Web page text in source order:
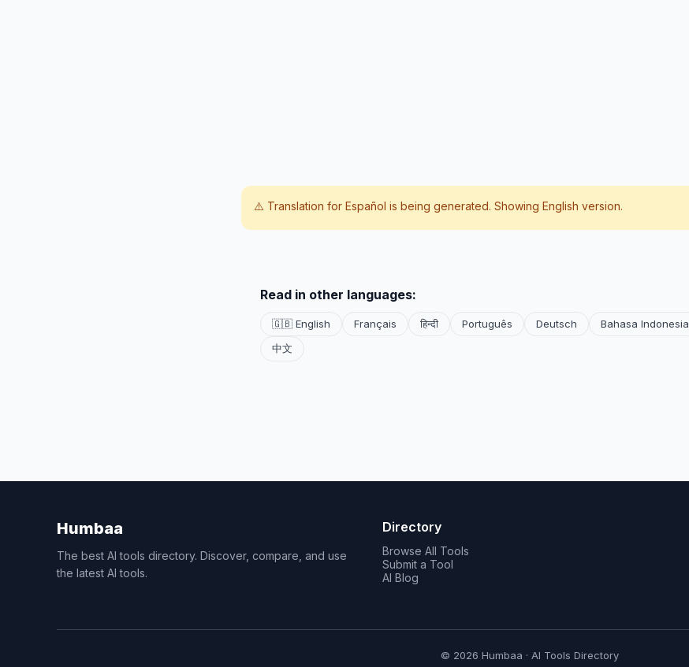
⚠️ Translation for Español is being generated. Showing English version.
Read in other languages:
🇬🇧 English Français हिन्दी Português Deutsch Bahasa Indonesia
中文
Humbaa
The best AI tools directory. Discover, compare, and use
the latest AI tools.
Directory
Browse All Tools
Submit a Tool
AI Blog
© 2026 Humbaa · AI Tools Directory